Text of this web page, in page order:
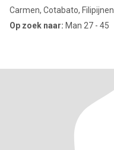
Carmen, Cotabato, Filipijnen
Op zoek naar: Man 27 - 45